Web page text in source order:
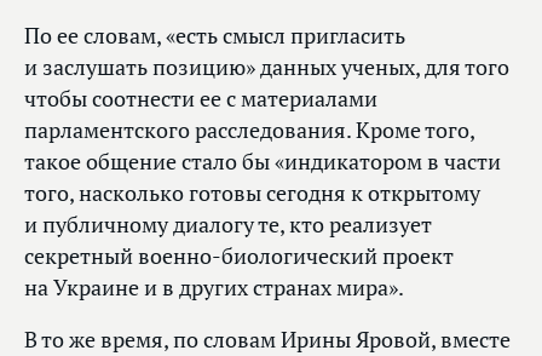
По ее словам, «есть смысл пригласить
и заслушать позицию» данных ученых, для того
чтобы соотнести ее с материалами
парламентского расследования. Кроме того,
такое общение стало бы «индикатором в части
того, насколько готовы сегодня к открытому
и публичному диалогу те, кто реализует
секретный военно-биологический проект
на Украине и в других странах мира».
В то же время, по словам Ирины Яровой, вместе